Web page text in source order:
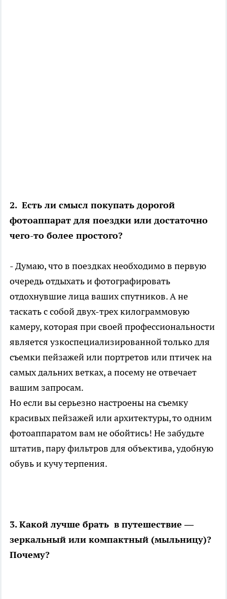
2. Есть ли смысл покупать дорогой
фотоаппарат для поездки или достаточно
чего-то более простого?
- Думаю, что в поездках необходимо в первую
очередь отдыхать и фотографировать
отдохнувшие лица ваших спутников. А не
таскать с собой двух-трех килограммовую
камеру, которая при своей профессиональности
является узкоспециализированной только для
съемки пейзажей или портретов или птичек на
самых дальних ветках, а посему не отвечает
вашим запросам.
Но если вы серьезно настроены на съемку
красивых пейзажей или архитектуры, то одним
фотоаппаратом вам не обойтись! Не забудьте
штатив, пару фильтров для объектива, удобную
обувь и кучу терпения.
3. Какой лучше брать в путешествие —
зеркальный или компактный (мыльницу)?
Почему?